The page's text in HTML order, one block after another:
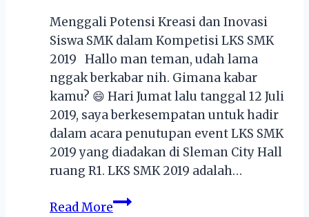
Menggali Potensi Kreasi dan Inovasi
Siswa SMK dalam Kompetisi LKS SMK
2019 Hallo man teman, udah lama
nggak berkabar nih. Gimana kabar
kamu? 😄 Hari Jumat lalu tanggal 12 Juli
2019, saya berkesempatan untuk hadir
dalam acara penutupan event LKS SMK
2019 yang diadakan di Sleman City Hall
ruang R1. LKS SMK 2019 adalah…
Read MoreMenggali